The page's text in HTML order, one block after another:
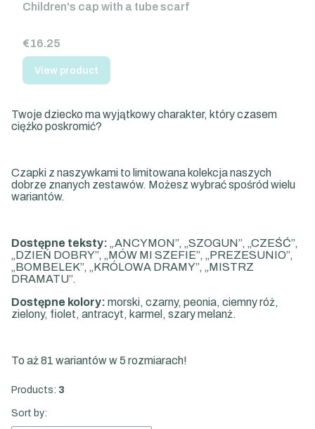
Children's cap with a tube scarf
Price
€16.25
View product
Twoje dziecko ma wyjątkowy charakter, który czasem
ciężko poskromić?
Czapki z naszywkami to limitowana kolekcja naszych
dobrze znanych zestawów. Możesz wybrać spośród wielu
wariantów.
Dostępne teksty: „ANCYMON”, „SZOGUN”, „CZEŚĆ”,
„DZIEŃ DOBRY”, „MÓW MI SZEFIE”, „PREZESUNIO”,
„BOMBELEK”, „KRÓLOWA DRAMY”, „MISTRZ
DRAMATU”.
Dostępne kolory: morski, czarny, peonia, ciemny róż,
zielony, fiolet, antracyt, karmel, szary melanż.
To aż 81 wariantów w 5 rozmiarach!
Products: 3
List of products
Sort by: